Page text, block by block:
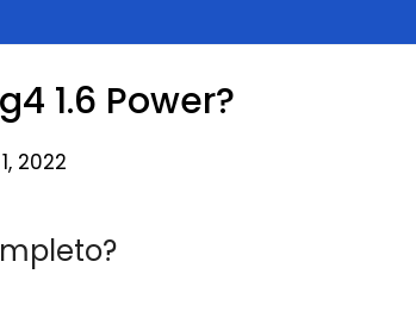
1.6 Power?
2022